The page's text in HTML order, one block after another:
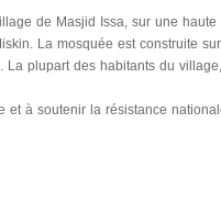
de Masjid Issa, sur une
La mosquée est construite
plupart des habitants du
à soutenir la résistance